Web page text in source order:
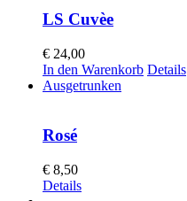
LS Cuvèe
€ 24,00
In den Warenkorb Details
Ausgetrunken
Rosé
€ 8,50
Details